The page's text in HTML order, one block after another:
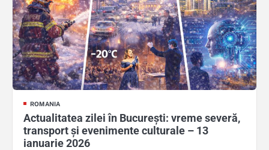
ROMANIA
Actualitatea zilei în București: vreme severă,
transport și evenimente culturale – 13
ianuarie 2026